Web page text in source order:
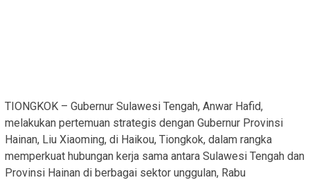
TIONGKOK – Gubernur Sulawesi Tengah, Anwar Hafid,
melakukan pertemuan strategis dengan Gubernur Provinsi
Hainan, Liu Xiaoming, di Haikou, Tiongkok, dalam rangka
memperkuat hubungan kerja sama antara Sulawesi Tengah dan
Provinsi Hainan di berbagai sektor unggulan, Rabu